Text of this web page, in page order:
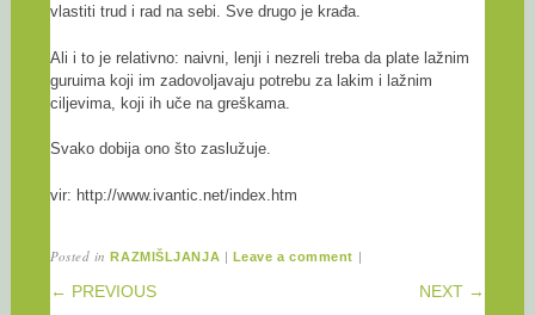
vlastiti trud i rad na sebi. Sve drugo je krađa.
Ali i to je relativno: naivni, lenji i nezreli treba da plate lažnim
guruima koji im zadovoljavaju potrebu za lakim i lažnim
ciljevima, koji ih uče na greškama.
Svako dobija ono što zaslužuje.
vir: http://www.ivantic.net/index.htm
Posted inRAZMIŠLJANJA | Leave a comment |
POST NAVIGATION
← PREVIOUS NEXT →